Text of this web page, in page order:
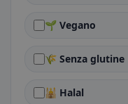
🌱 Vegano
🌾 Senza glutine
🕌 Halal